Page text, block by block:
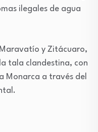
ilegales de agua
y Zitácuaro,
tala clandestina, con
Monarca a través del